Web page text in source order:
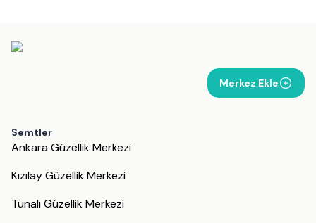
Merkez Ekle
Semtler
Ankara Güzellik Merkezi
Kızılay Güzellik Merkezi
Tunalı Güzellik Merkezi